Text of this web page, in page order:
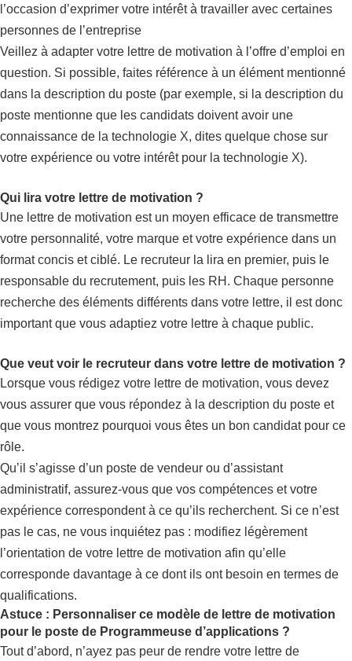
l’occasion d’exprimer votre intérêt à travailler avec certaines
personnes de l’entreprise
Veillez à adapter votre lettre de motivation à l’offre d’emploi en
question. Si possible, faites référence à un élément mentionné
dans la description du poste (par exemple, si la description du
poste mentionne que les candidats doivent avoir une
connaissance de la technologie X, dites quelque chose sur
votre expérience ou votre intérêt pour la technologie X).
Qui lira votre lettre de motivation ?
Une lettre de motivation est un moyen efficace de transmettre
votre personnalité, votre marque et votre expérience dans un
format concis et ciblé. Le recruteur la lira en premier, puis le
responsable du recrutement, puis les RH. Chaque personne
recherche des éléments différents dans votre lettre, il est donc
important que vous adaptiez votre lettre à chaque public.
Que veut voir le recruteur dans votre lettre de motivation ?
Lorsque vous rédigez votre lettre de motivation, vous devez
vous assurer que vous répondez à la description du poste et
que vous montrez pourquoi vous êtes un bon candidat pour ce
rôle.
Qu’il s’agisse d’un poste de vendeur ou d’assistant
administratif, assurez-vous que vos compétences et votre
expérience correspondent à ce qu’ils recherchent. Si ce n’est
pas le cas, ne vous inquiétez pas : modifiez légèrement
l’orientation de votre lettre de motivation afin qu’elle
corresponde davantage à ce dont ils ont besoin en termes de
qualifications.
Astuce : Personnaliser ce modèle de lettre de motivation
pour le poste de Programmeuse d’applications ?
Tout d’abord, n’ayez pas peur de rendre votre lettre de